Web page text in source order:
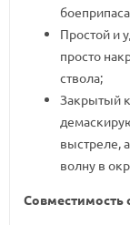
Простой и
просто
ствола;
Закрытый
выстреле,
волну в
Совместимость